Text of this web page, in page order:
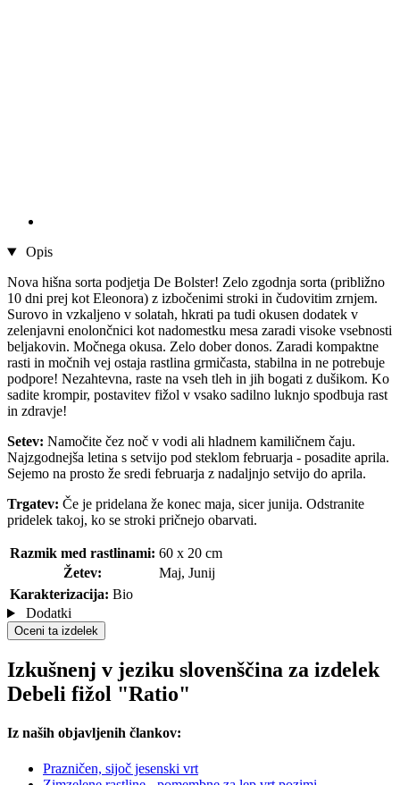
Opis
Nova hišna sorta podjetja De Bolster! Zelo zgodnja sorta (približno
10 dni prej kot Eleonora) z izbočenimi stroki in čudovitim zrnjem.
Surovo in vzkaljeno v solatah, hkrati pa tudi okusen dodatek v
zelenjavni enolončnici kot nadomestku mesa zaradi visoke vsebnosti
beljakovin. Močnega okusa. Zelo dober donos. Zaradi kompaktne
rasti in močnih vej ostaja rastlina grmičasta, stabilna in ne potrebuje
podpore! Nezahtevna, raste na vseh tleh in jih bogati z dušikom. Ko
sadite krompir, postavitev fižol v vsako sadilno luknjo spodbuja rast
in zdravje!
Setev: Namočite čez noč v vodi ali hladnem kamiličnem čaju.
Najzgodnejša letina s setvijo pod steklom februarja - posadite aprila.
Sejemo na prosto že sredi februarja z nadaljnjo setvijo do aprila.
Trgatev: Če je pridelana že konec maja, sicer junija. Odstranite
pridelek takoj, ko se stroki pričnejo obarvati.
Razmik med rastlinami: 60 x 20 cm
Žetev:
Maj, Junij
Karakterizacija: Bio
Dodatki
Oceni ta izdelek
Izkušnenj v jeziku slovenščina za izdelek
Debeli fižol "Ratio"
Iz naših objavljenih člankov:
Prazničen, sijoč jesenski vrt